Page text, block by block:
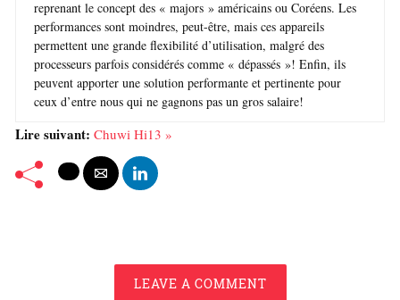
reprenant le concept des « majors » américains ou Coréens. Les
performances sont moindres, peut-être, mais ces appareils
permettent une grande flexibilité d’utilisation, malgré des
processeurs parfois considérés comme « dépassés »! Enfin, ils
peuvent apporter une solution performante et pertinente pour
ceux d’entre nous qui ne gagnons pas un gros salaire!
Lire suivant: Chuwi Hi13 »
LEAVE A COMMENT